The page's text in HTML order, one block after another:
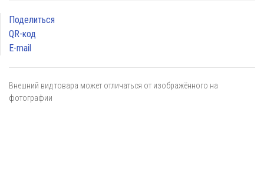
Поделиться
QR-код
E-mail
Внешний вид товара может отличаться от изображённого на
фотографии